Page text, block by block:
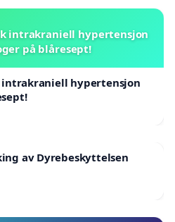
transport i byer
et realistisk alternativ til bil
reiser
intrakraniell hypertensjon
på blåresept!
intrakraniell hypertensjon
av Dyrebeskyttelsen